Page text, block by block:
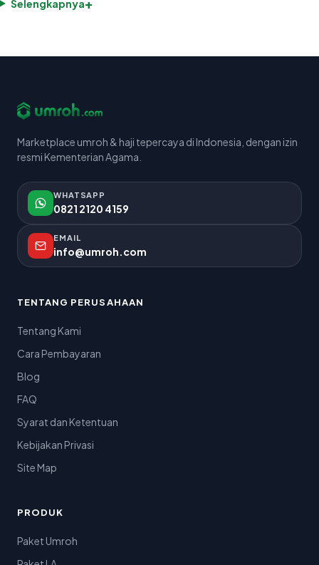
Selengkapnya
Marketplace umroh & haji tepercaya di Indonesia, dengan izin
resmi Kementerian Agama.
WHATSAPP
0821 2120 4159
EMAIL
info@umroh.com
TENTANG PERUSAHAAN
Tentang Kami
Cara Pembayaran
Blog
FAQ
Syarat dan Ketentuan
Kebijakan Privasi
Site Map
PRODUK
Paket Umroh